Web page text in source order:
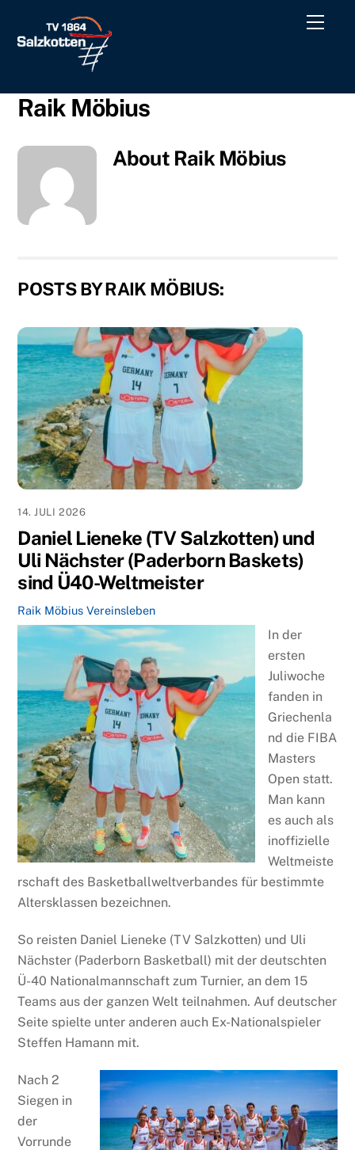
content
Menu
Raik Möbius
About Raik Möbius
POSTS BY RAIK MÖBIUS:
14. JULI 2026
Daniel Lieneke (TV Salzkotten) und
Uli Nächster (Paderborn Baskets)
sind Ü40-Weltmeister
Raik Möbius Vereinsleben
In der
ersten
Juliwoche
fanden in
Griechenla
nd die FIBA
Masters
Open statt.
Man kann
es auch als
inoffizielle
Weltmeiste
rschaft des Basketballweltverbandes für bestimmte
Altersklassen bezeichnen.
So reisten Daniel Lieneke (TV Salzkotten) und Uli
Nächster (Paderborn Basketball) mit der deutschten
Ü-40 Nationalmannschaft zum Turnier, an dem 15
Teams aus der ganzen Welt teilnahmen. Auf deutscher
Seite spielte unter anderen auch Ex-Nationalspieler
Steffen Hamann mit.
Nach 2
Siegen in
der
Vorrunde